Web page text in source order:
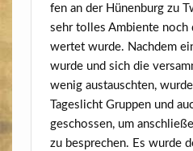
fen an der Hünen­burg zu
sehr tol­les Ambi­en­te noch
wer­tet wur­de. Nach­dem
wur­de und sich die
wenig aus­tausch­ten,
Tages­licht Grup­pen und
geschos­sen, um
zu bespre­chen. Es wur­de